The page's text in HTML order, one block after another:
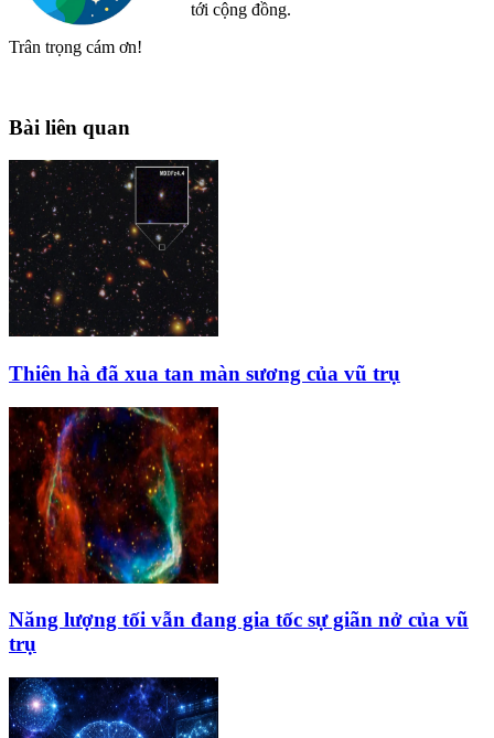
tới cộng đồng.
Trân trọng cám ơn!
Bài liên quan
Thiên hà đã xua tan màn sương của vũ trụ
Năng lượng tối vẫn đang gia tốc sự giãn nở của vũ
trụ